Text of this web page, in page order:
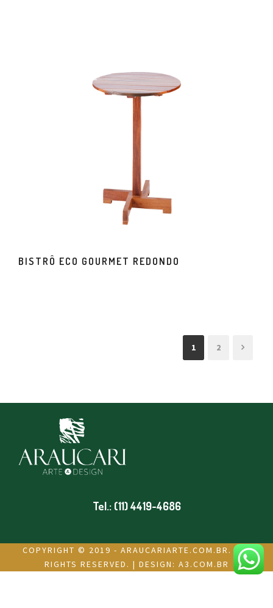
BISTRÔ ECO GOURMET REDONDO
1 2
Tel.: (11) 4419-4686
COPYRIGHT © 2019 - ARAUCARIARTE.COM.BR. ALL
RIGHTS RESERVED. | DESIGN: A3.COM.BR